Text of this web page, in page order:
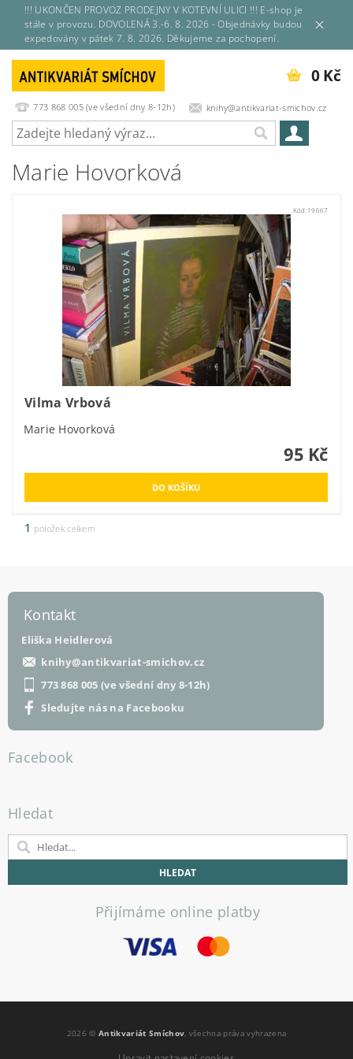
!!! UKONČEN PROVOZ PRODEJNY V KOTEVNÍ ULICI !!! E-shop je
stále v provozu. DOVOLENÁ 3.-6. 8. 2026 - Objednávky budou
expedovány v pátek 7. 8. 2026. Děkujeme za pochopení.
773 868 005 (ve všední dny 8-12h) knihy@antikvariat-smichov.cz
0 Kč
Marie Hovorková
Kód: 19667
Vilma Vrbová
Marie Hovorková
95 Kč
1 položek celkem
Kontakt
Eliška Heidlerová
knihy@antikvariat-smichov.cz
773 868 005 (ve všední dny 8-12h)
Sledujte nás na Facebooku
Facebook
Hledat
Přijímáme online platby
2026 ©Antikvariát Smíchov, všechna práva vyhrazena